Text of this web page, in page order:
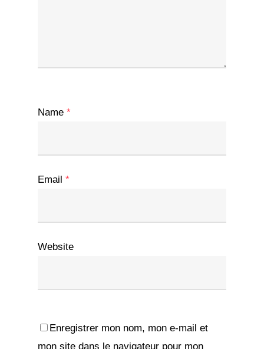
Name *
Email *
Website
Enregistrer mon nom, mon e-mail et
mon site dans le navigateur pour mon